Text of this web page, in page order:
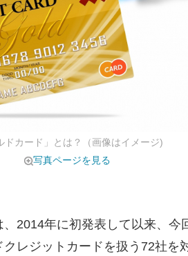
ドカード」とは？（画像はイメージ)
写真ページを見る
2014年に初発表して以来、今
レジットカードを扱う72社を